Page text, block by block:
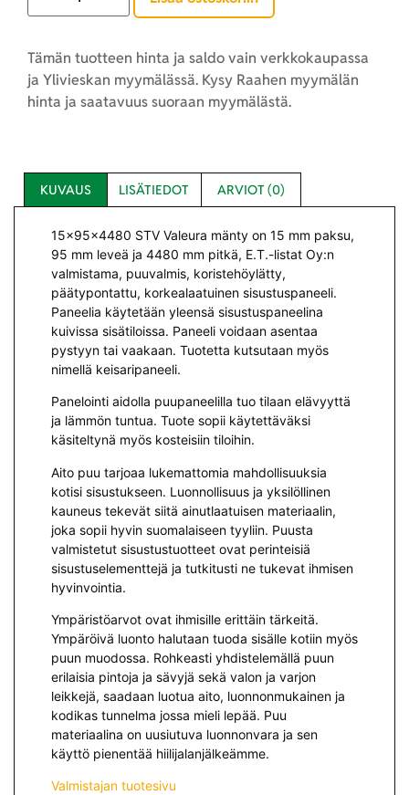
Tämän tuotteen hinta ja saldo vain verkkokaupassa
ja Ylivieskan myymälässä. Kysy Raahen myymälän
hinta ja saatavuus suoraan myymälästä.
KUVAUS LISÄTIEDOT ARVIOT (0)
15x95x4480 STV Valeura mänty on 15 mm paksu,
95 mm leveä ja 4480 mm pitkä, E.T.-listat Oy:n
valmistama, puuvalmis, koristehöylätty,
päätypontattu, korkealaatuinen sisustuspaneeli.
Paneelia käytetään yleensä sisustuspaneelina
kuivissa sisätiloissa. Paneeli voidaan asentaa
pystyyn tai vaakaan. Tuotetta kutsutaan myös
nimellä keisaripaneeli.
Panelointi aidolla puupaneelilla tuo tilaan elävyyttä
ja lämmön tuntua. Tuote sopii käytettäväksi
käsiteltynä myös kosteisiin tiloihin.
Aito puu tarjoaa lukemattomia mahdollisuuksia
kotisi sisustukseen. Luonnollisuus ja yksilöllinen
kauneus tekevät siitä ainutlaatuisen materiaalin,
joka sopii hyvin suomalaiseen tyyliin. Puusta
valmistetut sisustustuotteet ovat perinteisiä
sisustuselementtejä ja tutkitusti ne tukevat ihmisen
hyvinvointia.
Ympäristöarvot ovat ihmisille erittäin tärkeitä.
Ympäröivä luonto halutaan tuoda sisälle kotiin myös
puun muodossa. Rohkeasti yhdistelemällä puun
erilaisia pintoja ja sävyjä sekä valon ja varjon
leikkejä, saadaan luotua aito, luonnonmukainen ja
kodikas tunnelma jossa mieli lepää. Puu
materiaalina on uusiutuva luonnonvara ja sen
käyttö pienentää hiilijalanjälkeämme.
Valmistajan tuotesivu